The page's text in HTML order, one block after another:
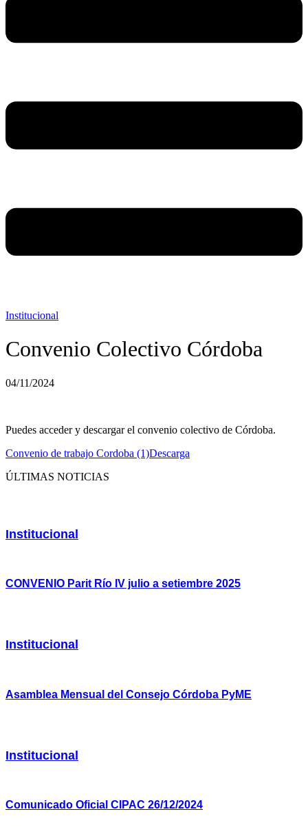
Institucional
Convenio Colectivo Córdoba
04/11/2024
Puedes acceder y descargar el convenio colectivo de Córdoba.
Convenio de trabajo Cordoba (1)Descarga
ÚLTIMAS NOTICIAS
Institucional
CONVENIO Parit Río IV julio a setiembre 2025
Institucional
Asamblea Mensual del Consejo Córdoba PyME
Institucional
Comunicado Oficial CIPAC 26/12/2024